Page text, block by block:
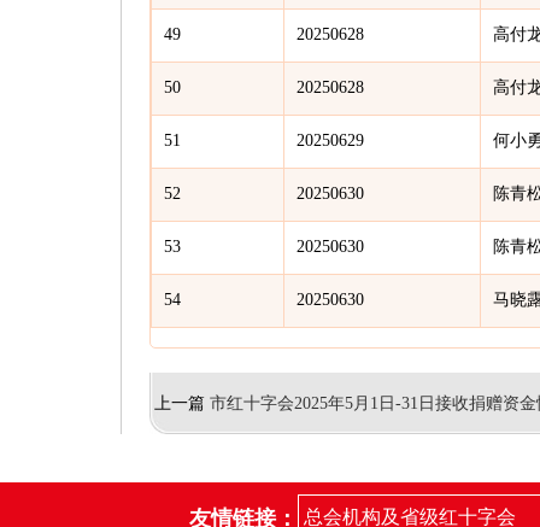
49 20250628 高付
50 20250628 高付
51 20250629 何小
52 20250630 陈青
53 20250630 陈青
54 20250630 马晓
上一篇 市红十字会2025年5月1日-31日接收捐赠资
友情链接：